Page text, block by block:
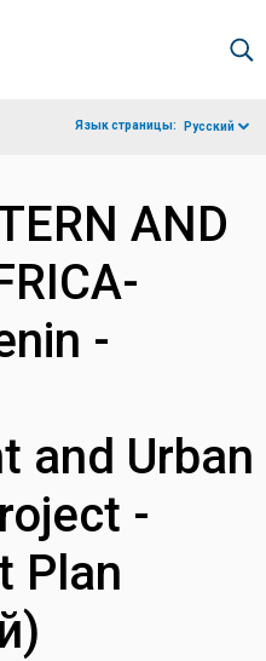
Язык страницы: Русский
AND
-
and Urban
-
Plan